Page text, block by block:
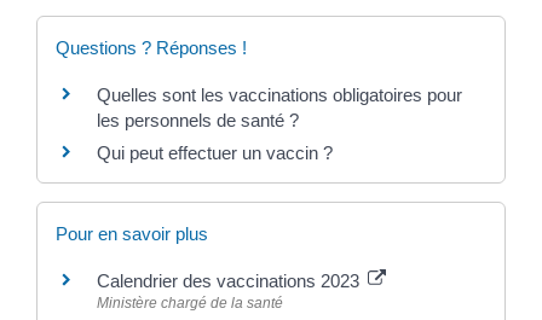
Questions ? Réponses !
Quelles sont les vaccinations obligatoires pour
les personnels de santé ?
Qui peut effectuer un vaccin ?
Pour en savoir plus
Calendrier des vaccinations 2023
Ministère chargé de la santé